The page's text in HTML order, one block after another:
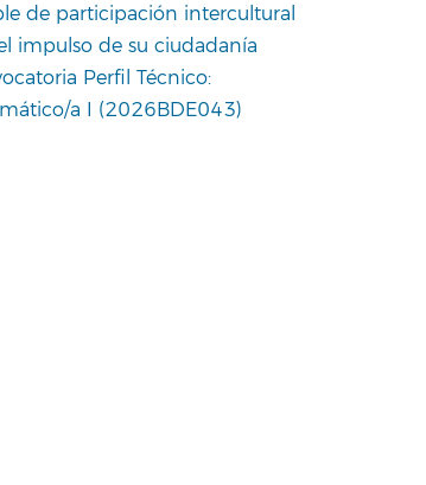
de participación intercultural
impulso de su ciudadanía
Perfil Técnico:
a I (2026BDE043)